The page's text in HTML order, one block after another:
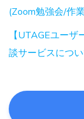
(Zoom勉強会/作
【UTAGEユー
談サービスにつ